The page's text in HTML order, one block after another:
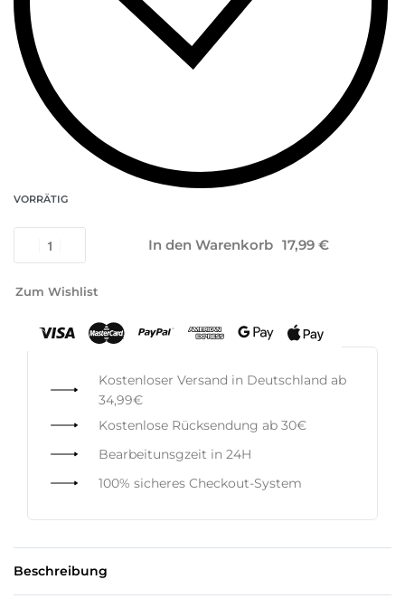
VORRÄTIG
In den Warenkorb
Zum Wishlist
Kostenloser Versand in Deutschland ab
34,99€
Kostenlose Rücksendung ab 30€
Bearbeitunsgzeit in 24H
100% sicheres Checkout-System
Beschreibung